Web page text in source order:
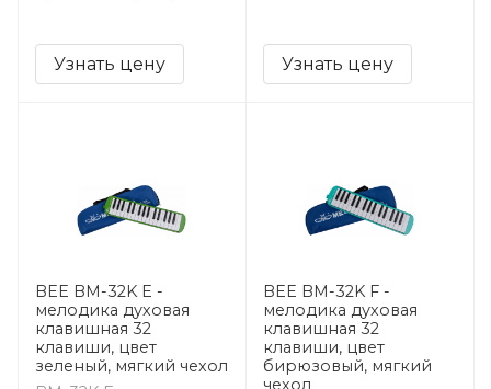
Узнать цену Узнать цену
BEE BM-32K E -
мелодика духовая
клавишная 32
клавиши, цвет
зеленый, мягкий чехол
BEE BM-32K F -
мелодика духовая
клавишная 32
клавиши, цвет
бирюзовый, мягкий
чехол